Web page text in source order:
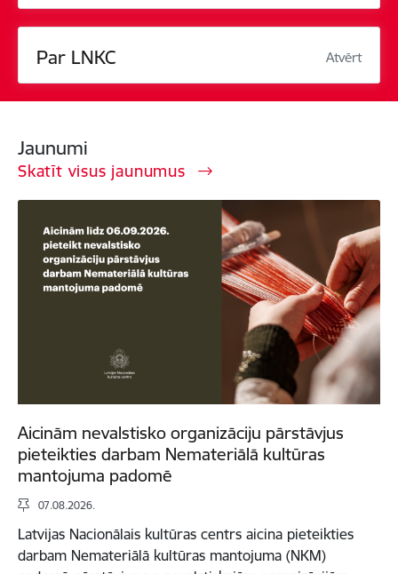
Par LNKC Atvērt
Jaunumi
Skatīt visus jaunumus
Aicinām nevalstisko organizāciju pārstāvjus
pieteikties darbam Nemateriālā kultūras
mantojuma padomē
07.08.2026.
Latvijas Nacionālais kultūras centrs aicina pieteikties
darbam Nemateriālā kultūras mantojuma (NKM)